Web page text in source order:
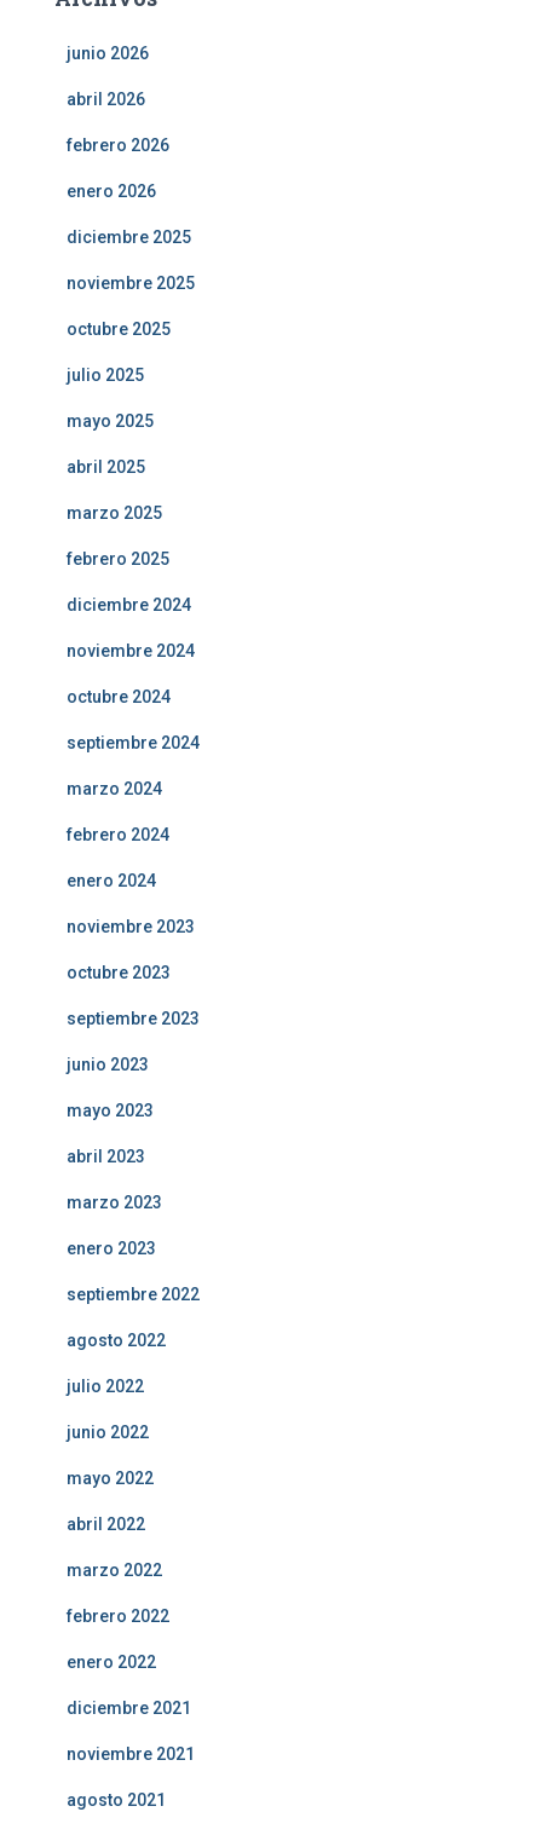
junio 2026
abril 2026
febrero 2026
enero 2026
diciembre 2025
noviembre 2025
octubre 2025
julio 2025
mayo 2025
abril 2025
marzo 2025
febrero 2025
diciembre 2024
noviembre 2024
octubre 2024
septiembre 2024
marzo 2024
febrero 2024
enero 2024
noviembre 2023
octubre 2023
septiembre 2023
junio 2023
mayo 2023
abril 2023
marzo 2023
enero 2023
septiembre 2022
agosto 2022
julio 2022
junio 2022
mayo 2022
abril 2022
marzo 2022
febrero 2022
enero 2022
diciembre 2021
noviembre 2021
agosto 2021